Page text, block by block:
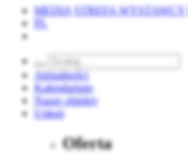
MEDIA STREFA WYSTAWCY
PL
Aktualności
Kalendarium
Nasze obiekty
Usługi
Oferta